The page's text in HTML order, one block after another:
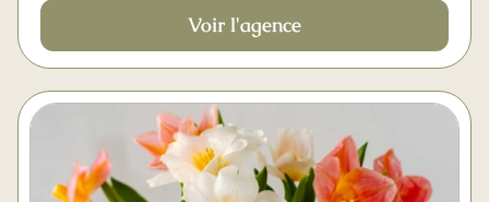
Voir l'agence